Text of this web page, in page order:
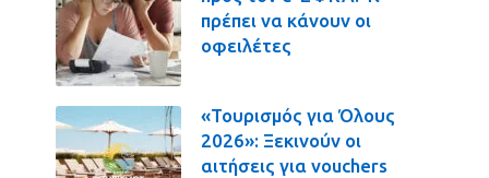
πρέπει να κάνουν οι
οφειλέτες
«Τουρισμός για Όλους
2026»: Ξεκινούν οι
αιτήσεις για vouchers